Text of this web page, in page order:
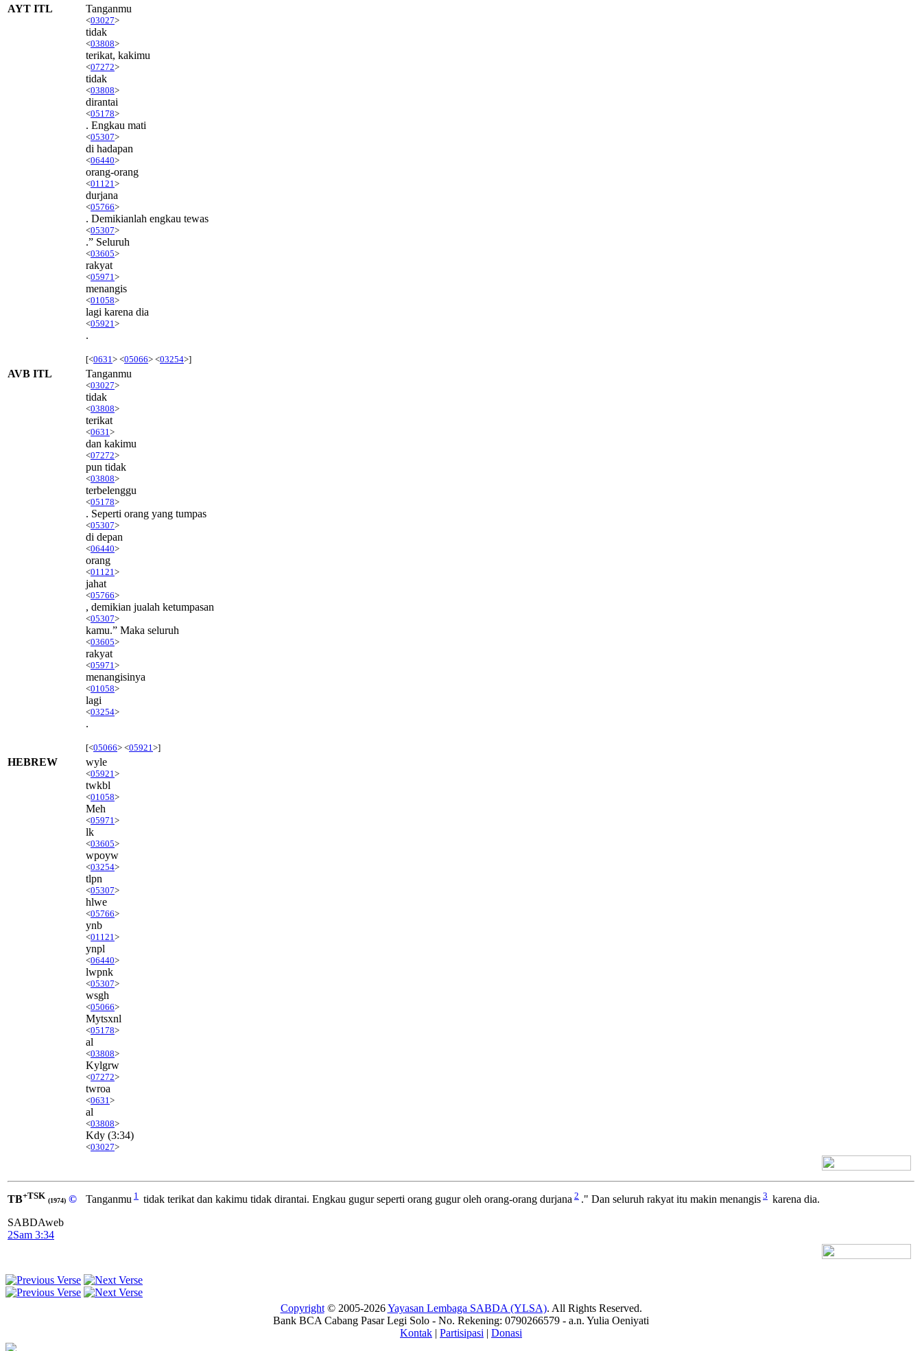
AYT ITL
Tanganmu
<03027>
tidak
<03808>
terikat, kakimu
<07272>
tidak
<03808>
dirantai
<05178>
. Engkau mati
<05307>
di hadapan
<06440>
orang-orang
<01121 >
durjana
<05766>
. Demikianlah engkau tewas
<05307>
.” Seluruh
<03605>
rakyat
<05971 >
menangis
<01058>
lagi karena dia
<05921 >
.
[<0631 > <05066> <03254>]
AVB ITL Tanganmu
<03027>
tidak
<03808>
terikat
<0631 >
dan kakimu
<07272>
pun tidak
<03808>
terbelenggu
<05178>
. Seperti orang yang tumpas
<05307>
di depan
<06440>
orang
<01121 >
jahat
<05766>
, demikian jualah ketumpasan
<05307>
kamu.” Maka seluruh
<03605>
rakyat
<05971 >
menangisinya
<01058>
lagi
<03254>
.
[<05066> <05921 >]
HEBREW wyle
<05921 >
twkbl
<01058>
Meh
<05971 >
lk
<03605>
wpoyw
<03254>
tlpn
<05307>
hlwe
<05766>
ynb
<01121 >
ynpl
<06440>
lwpnk
<05307>
wsgh
<05066>
Mytsxnl
<05178>
al
<03808>
Kylgrw
<07272>
twroa
<0631 >
al
<03808>
Kdy (3:34)
<03027>
TB+TSK (1974) ©
SABDAweb
2Sam 3:34
Tanganmu 1 tidak terikat dan kakimu tidak dirantai. Engkau gugur seperti orang gugur oleh orang-orang durjana 2 ." Dan seluruh rakyat itu makin menangis 3 karena dia.
Copyright© 2005-2026Yayasan Lembaga SABDA (YLSA). All Rights Reserved.
Bank BCA Cabang Pasar Legi Solo - No. Rekening: 0790266579 - a.n. Yulia Oeniyati
Kontak | Partisipasi | Donasi